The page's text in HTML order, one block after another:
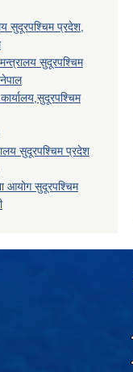
सुदूरपश्चिम प्रदेश,
मन्त्रालय सुदूरपश्चिम
सुदूरपश्चिम प्रदेश
आयोग सुदूरपश्चिम